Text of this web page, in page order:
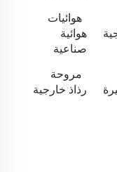
هوائيات
هوائية
صناعية
مروحة
رذاذ خارجية